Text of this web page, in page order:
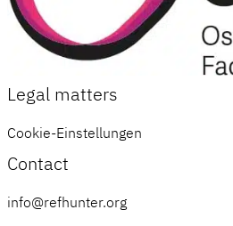
Legal matters
Cookie-Einstellungen
Contact
info@refhunter.org